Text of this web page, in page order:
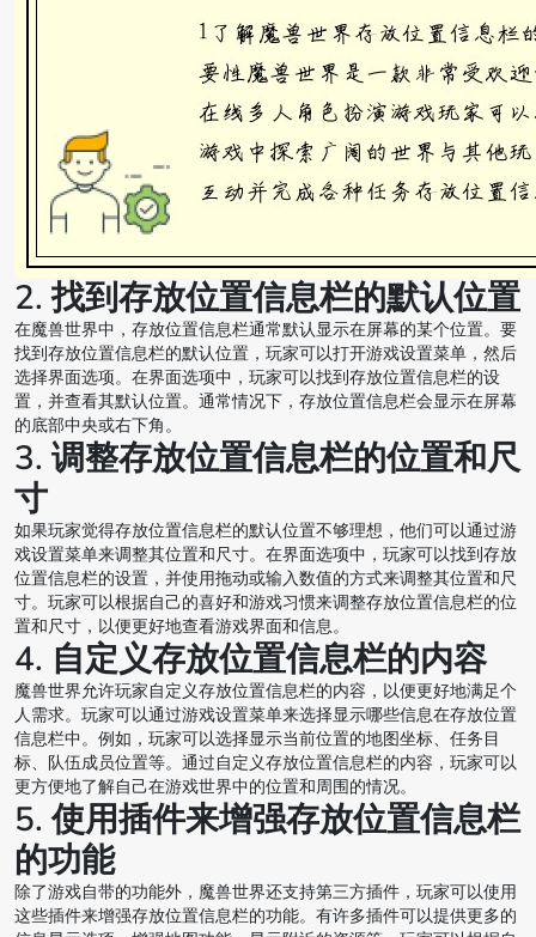
2. 找到存放位置信息栏的默认位置
在魔兽世界中，存放位置信息栏通常默认显示在屏幕的某个位置。要
找到存放位置信息栏的默认位置，玩家可以打开游戏设置菜单，然后
选择界面选项。在界面选项中，玩家可以找到存放位置信息栏的设
置，并查看其默认位置。通常情况下，存放位置信息栏会显示在屏幕
的底部中央或右下角。
3. 调整存放位置信息栏的位置和尺
寸
如果玩家觉得存放位置信息栏的默认位置不够理想，他们可以通过游
戏设置菜单来调整其位置和尺寸。在界面选项中，玩家可以找到存放
位置信息栏的设置，并使用拖动或输入数值的方式来调整其位置和尺
寸。玩家可以根据自己的喜好和游戏习惯来调整存放位置信息栏的位
置和尺寸，以便更好地查看游戏界面和信息。
4. 自定义存放位置信息栏的内容
魔兽世界允许玩家自定义存放位置信息栏的内容，以便更好地满足个
人需求。玩家可以通过游戏设置菜单来选择显示哪些信息在存放位置
信息栏中。例如，玩家可以选择显示当前位置的地图坐标、任务目
标、队伍成员位置等。通过自定义存放位置信息栏的内容，玩家可以
更方便地了解自己在游戏世界中的位置和周围的情况。
5. 使用插件来增强存放位置信息栏
的功能
除了游戏自带的功能外，魔兽世界还支持第三方插件，玩家可以使用
这些插件来增强存放位置信息栏的功能。有许多插件可以提供更多的